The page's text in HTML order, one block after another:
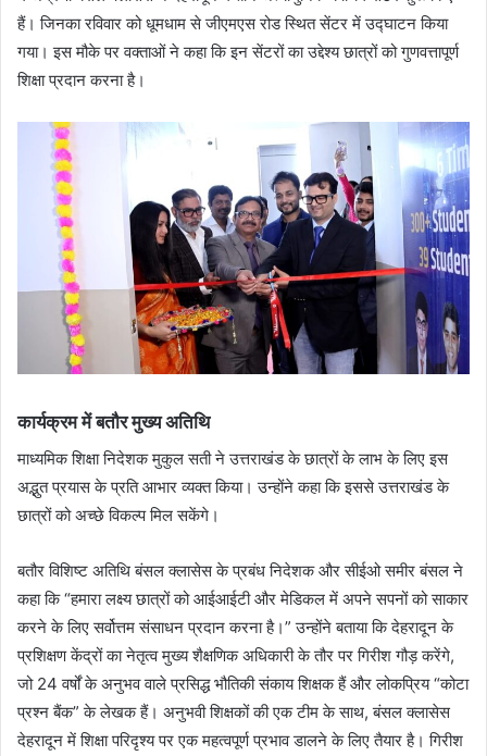
हैं। जिनका रविवार को धूमधाम से जीएमएस रोड स्थित सेंटर में उद्घाटन किया
गया। इस मौके पर वक्ताओं ने कहा कि इन सेंटरों का उद्देश्य छात्रों को गुणवत्तापूर्ण
शिक्षा प्रदान करना है।
कार्यक्रम में बतौर मुख्य अतिथि
माध्यमिक शिक्षा निदेशक मुकुल सती ने उत्तराखंड के छात्रों के लाभ के लिए इस
अद्भुत प्रयास के प्रति आभार व्यक्त किया। उन्होंने कहा कि इससे उत्तराखंड के
छात्रों को अच्छे विकल्प मिल सकेंगे।
बतौर विशिष्ट अतिथि बंसल क्लासेस के प्रबंध निदेशक और सीईओ समीर बंसल ने
कहा कि “हमारा लक्ष्य छात्रों को आईआईटी और मेडिकल में अपने सपनों को साकार
करने के लिए सर्वोत्तम संसाधन प्रदान करना है।” उन्होंने बताया कि देहरादून के
प्रशिक्षण केंद्रों का नेतृत्व मुख्य शैक्षणिक अधिकारी के तौर पर गिरीश गौड़ करेंगे,
जो 24 वर्षों के अनुभव वाले प्रसिद्ध भौतिकी संकाय शिक्षक हैं और लोकप्रिय “कोटा
प्रश्न बैंक” के लेखक हैं। अनुभवी शिक्षकों की एक टीम के साथ, बंसल क्लासेस
देहरादून में शिक्षा परिदृश्य पर एक महत्वपूर्ण प्रभाव डालने के लिए तैयार है। गिरीश